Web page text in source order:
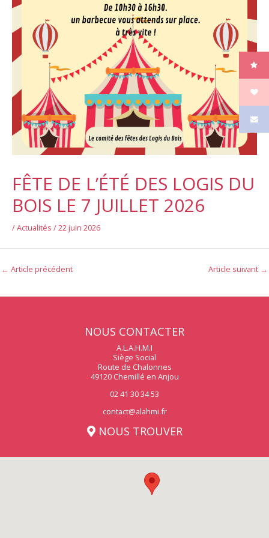
FÊTE DE L’ÉTÉ DES LOGIS DU
BOIS LE 7 JUILLET 2026
/Actualités /22 juin 2026
← Article précédent Article suivant →
NOUS CONTACTER
A.L.A.H.M.I
Siège Social
Route de Chalonnes
49120 Chemillé en Anjou
02 41 30 34 53
contact@alahmi.fr
NOUS TROUVER